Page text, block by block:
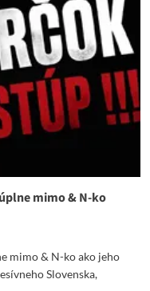
mimo & N-ko
mimo & N-ko ako jeho
Slovenska,